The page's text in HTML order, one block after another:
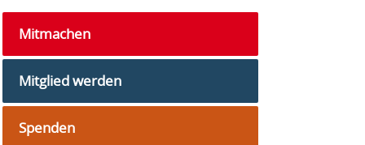
Mitmachen
Mitglied werden
Spenden